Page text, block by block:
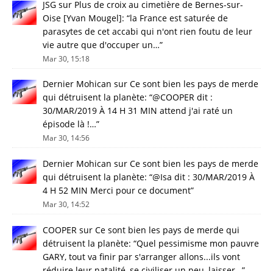
JSG sur Plus de croix au cimetière de Bernes-sur-
Oise [Yvan Mougel]: “la France est saturée de
parasytes de cet accabi qui n'ont rien foutu de leur
vie autre que d'occuper un…”
Mar 30, 15:18
Dernier Mohican sur Ce sont bien les pays de merde
qui détruisent la planète: “@COOPER dit :
30/MAR/2019 À 14 H 31 MIN attend j'ai raté un
épisode là !…”
Mar 30, 14:56
Dernier Mohican sur Ce sont bien les pays de merde
qui détruisent la planète: “@Isa dit : 30/MAR/2019 À
4 H 52 MIN Merci pour ce document”
Mar 30, 14:52
COOPER sur Ce sont bien les pays de merde qui
détruisent la planète: “Quel pessimisme mon pauvre
GARY, tout va finir par s'arranger allons...ils vont